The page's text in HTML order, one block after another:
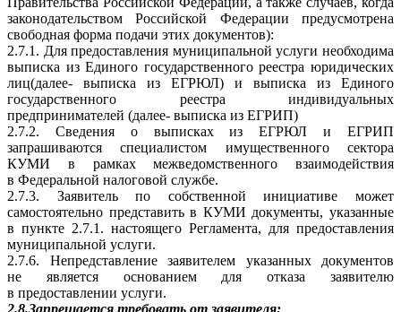
законодательством Российской Федерации предусмотрена
свободная форма подачи этих документов):
2.7.1. Для предоставления муниципальной услуги необходима
выписка из Единого государственного реестра юридических
лиц(далее- выписка из ЕГРЮЛ) и выписка из Единого
государственного реестра индивидуальных
предпринимателей (далее- выписка из ЕГРИП)
2.7.2. Сведения о выписках из ЕГРЮЛ и ЕГРИП
запрашиваются специалистом имущественного сектора
КУМИ в рамках межведомственного взаимодействия
в Федеральной налоговой службе.
2.7.3. Заявитель по собственной инициативе может
самостоятельно представить в КУМИ документы, указанные
в пункте 2.7.1. настоящего Регламента, для предоставления
муниципальной услуги.
2.7.6. Непредставление заявителем указанных документов
не является основанием для отказа заявителю
в предоставлении услуги.
2.8.Запрещается требовать от заявителя: